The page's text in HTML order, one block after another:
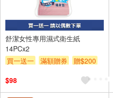
舒潔女性專用濕式衛生紙
14PCx2
買一送一
滿額贈券
贈$200
$98